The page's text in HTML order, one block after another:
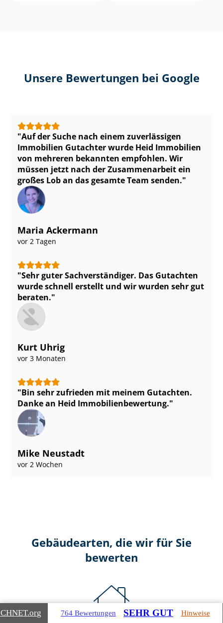
Unsere Bewertungen bei Google
Auf der Suche nach einem zuverlässigen
Immobilien Gutachter wurde Heid Immobilien
von mehreren bekannten empfohlen. Wir
müssen jetzt nach der Zusammenarbeit ein
großes Lob an das gesamte Team senden.
Maria Ackermann
vor 2 Tagen
Sehr guter Sach­ver­stän­di­ger. Das Gutachten
wurde schnell erstellt und wir wurden sehr gut
beraten.
Kurt Uhrig
vor 3 Monaten
Bin sehr zufrieden mit meinem Gutachten.
Danke an Heid Im­mo­bi­li­en­be­wer­tung.
Mike Neustadt
vor 2 Wochen
Gebäudearten, die wir für Sie
bewerten
.org 764 Bewertungen SEHR GUT Hinweise